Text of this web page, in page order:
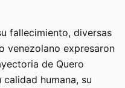
fallecimiento, diversas
venezolano expresaron
de Quero
humana, su